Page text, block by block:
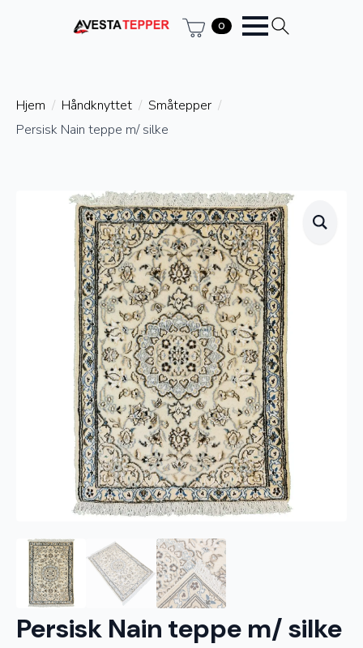
0
Hjem Håndknyttet
Småtepper
Persisk Nain teppe m/ silke
Persisk Nain teppe m/ silke